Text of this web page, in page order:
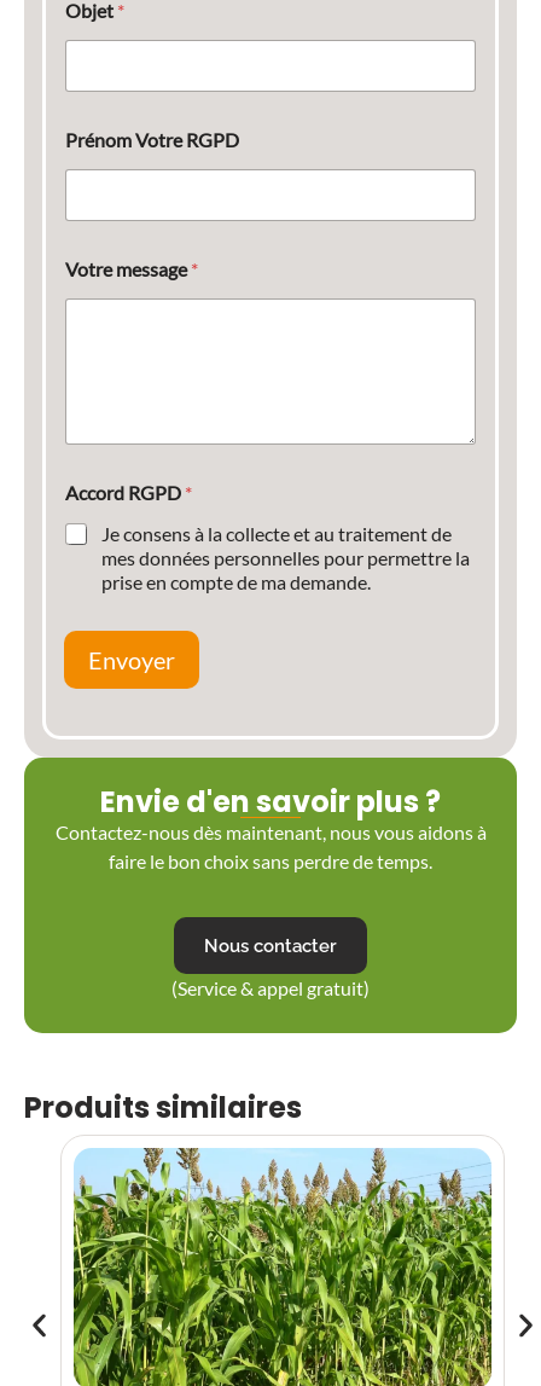
Objet *
Prénom Votre RGPD
Votre message*
Accord RGPD *
Je consens à la collecte et au traitement de
mes données personnelles pour permettre la
prise en compte de ma demande.
Envoyer
Envie d'en savoir plus ?
Contactez-nous dès maintenant, nous vous aidons à
faire le bon choix sans perdre de temps.
Nous contacter
(Service & appel gratuit)
Produits similaires